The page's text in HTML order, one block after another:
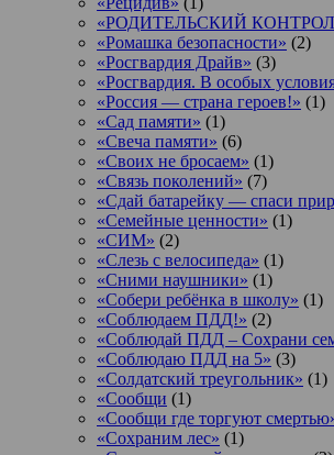
«РОДИТЕЛЬСКИЙ
«Ромашка безопасности» (2)
«Росгвардия Драйв» (3)
«Росгвардия. В особых
«Россия — страна героев!» (1)
«Сад памяти» (1)
«Свеча памяти» (6)
«Своих не бросаем» (1)
«Связь поколений» (7)
«Сдай батарейку — спаси
«Семейные ценности» (1)
«СИМ» (2)
«Слезь с велосипеда» (1)
«Сними наушники» (1)
«Собери ребёнка в школу» (1)
«Соблюдаем ПДД!» (2)
«Соблюдай ПДД – Сохрани
«Соблюдаю ПДД на 5» (3)
«Солдатский треугольник» (1)
«Сообщи (1)
«Сообщи где торгуют
«Сохраним лес» (1)